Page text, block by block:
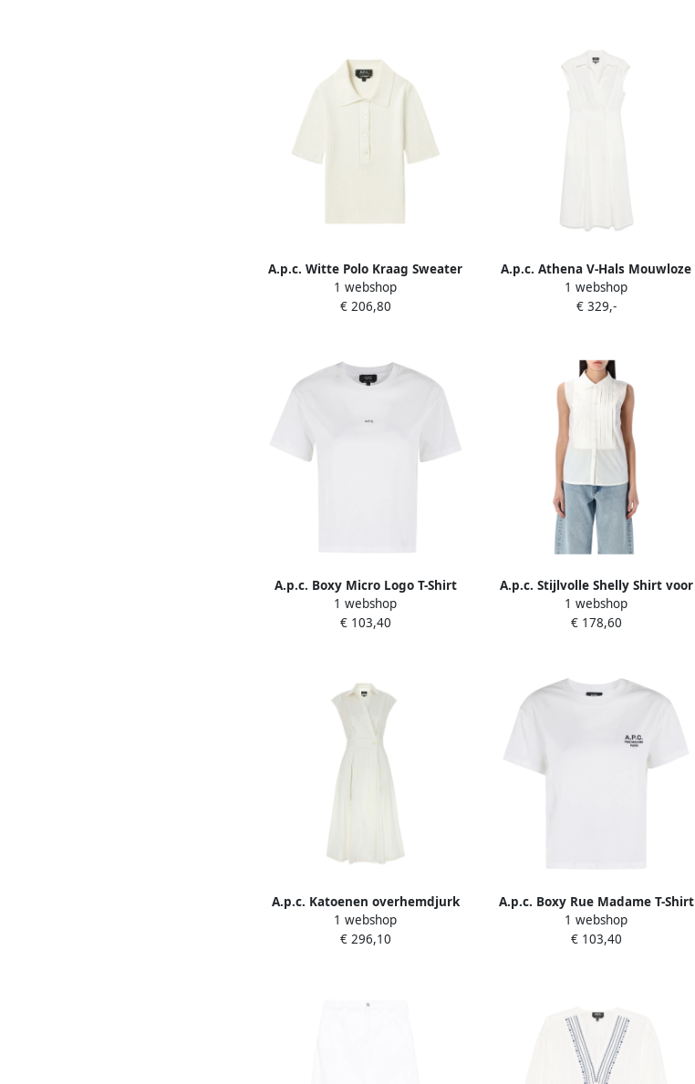
A.p.c. Witte Polo Kraag Sweater
White Dames
1 webshop
€ 206,80
A.p.c. Athena V-Hals Mouwloze
Uitlopende Jurk White Dames
1 webshop
€ 329,-
A.p.c. Boxy Micro Logo T-Shirt
White Dames
1 webshop
€ 103,40
A.p.c. Stijlvolle Shelly Shirt voor
Vrouwen White Dames
1 webshop
€ 178,60
A.p.c. Katoenen overhemdjurk
Wijd uitlopende zoom White
Dames
1 webshop
€ 296,10
A.p.c. Boxy Rue Madame T-Shirt
White Dames
1 webshop
€ 103,40